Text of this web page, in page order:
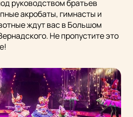
руководством братьев
акробаты, гимнасты и
ждут вас в Большом
Не пропустите это